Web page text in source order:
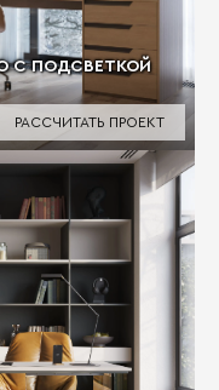
С ПОДСВЕТКОЙ
РАССЧИТАТЬ ПРОЕКТ